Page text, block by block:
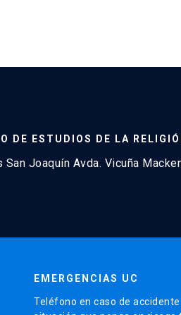
DE ESTUDIOS DE LA
San Joaquín Avda. Vicuña
EMERGENCIAS UC
Teléfono en caso de accidente